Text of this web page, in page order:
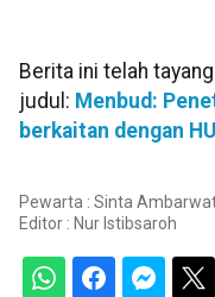
Berita ini telah
judul: Menbud:
berkaitan dengan
Pewarta : Sinta
Editor : Nur Istibsaroh